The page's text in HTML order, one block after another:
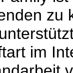
zu
im